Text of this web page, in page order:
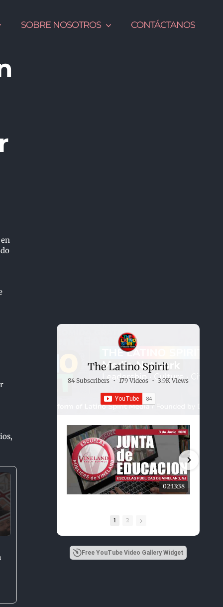
SOBRE NOSOTROS CONTÁCTANOS
The Latino Spirit
84 Subscribers • 179 Videos • 3.9K Views
02:13:38
1 2
Free YouTube Video Gallery Widget